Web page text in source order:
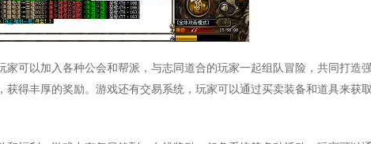
可以加入各种公会和帮派，与志同道合的玩家一起组队冒险，共同打造
得丰厚的奖励。游戏还有交易系统，玩家可以通过买卖装备和道具来获